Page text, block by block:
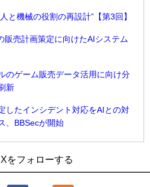
と機械の役割の再設計”【第3回】
販売計画策定に向けたAIシステム
のゲーム販売データ活用に向け分
新
したインシデント対応をAIとの対
、BBSecが開始
験参加者組み入れに電子カルテとAI
ンクリート充填時の異常を検出する
をフォローする